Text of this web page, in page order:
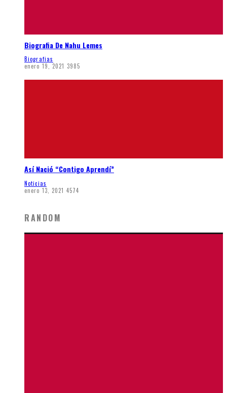
Biografia De Nahu Lemes
Biografias
enero 19, 2021 3985
Así Nació “Contigo Aprendí”
Noticias
enero 13, 2021 4574
RANDOM